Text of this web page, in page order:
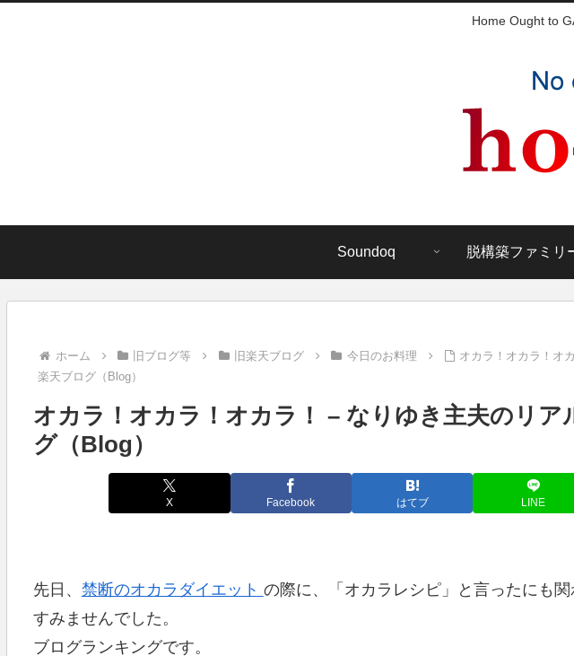
Home Ought to
Soundoq 脱構築ファミリ
ホーム 旧ブログ等 旧楽天ブログ 今日のお料理
オカラ！オカラ！オ
楽天ブログ（Blog）
オカラ！オカラ！オカラ！ – なりゆき主夫のリア
グ（Blog）
X Facebook はてブ LINE
先日、 禁断のオカラダイエット の際に、「オカラレシピ」と言ったにも
すみませんでした。
ブログランキングです。